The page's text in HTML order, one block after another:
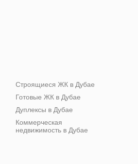
Строящиеся ЖК в Дубае
Готовые ЖК в Дубае
Дуплексы в Дубае
Коммерческая
недвижимость в Дубае